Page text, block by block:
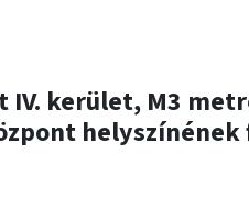
IV. kerület, M3